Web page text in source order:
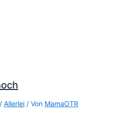
/ Allerlei / Von MamaOTR